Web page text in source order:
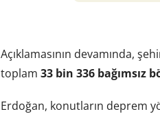
Açıklamasının devamında,
toplam 33 bin 336 bağımsız
Erdoğan, konutların deprem